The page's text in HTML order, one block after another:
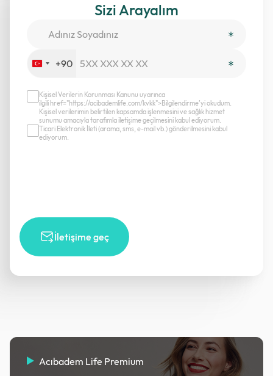
Sizi Arayalım
Turkey
+90
İletişime geç
Kişisel Verilerin Korunması Kanunu uyarınca
ilgili href="https://acibademlife.com/kvkk">Bilgilendirme’yi okudum.
Kişisel verilerimin belirtilen kapsamda işlenmesini ve sağlık hizmet
sunumu amacıyla tarafımla iletişime geçilmesini kabul ediyorum.
Ticari Elektronik İleti (arama, sms, e-mail vb.) gönderilmesini kabul
ediyorum.
Acıbadem Life Premium